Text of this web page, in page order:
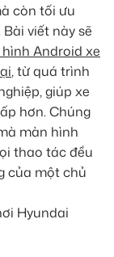
còn tối ưu
viết này sẽ
Android xe
, từ quá trình
giúp xe
hơn. Chúng
màn hình
thao tác đều
của một chủ